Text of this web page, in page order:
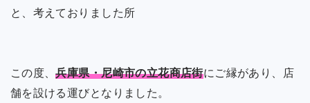
と、考えておりました所
この度、兵庫県・尼崎市の立花商店街にご縁があり、店
舗を設ける運びとなりました。